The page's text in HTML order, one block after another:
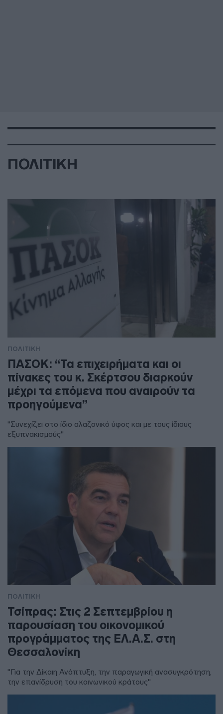
ΠΟΛΙΤΙΚΗ
ΠΟΛΙΤΙΚΗ
ΠΑΣΟΚ: “Τα επιχειρήματα και οι
πίνακες του κ. Σκέρτσου διαρκούν
μέχρι τα επόμενα που αναιρούν τα
προηγούμενα”
"Συνεχίζει στο ίδιο αλαζονικό ύφος και με τους ίδιους
εξυπνακισμούς"
ΠΟΛΙΤΙΚΗ
Τσίπρας: Στις 2 Σεπτεμβρίου η
παρουσίαση του οικονομικού
προγράμματος της ΕΛ.Α.Σ. στη
Θεσσαλονίκη
"Για την Δίκαιη Ανάπτυξη, την παραγωγική ανασυγκρότηση,
την επανίδρυση του κοινωνικού κράτους"